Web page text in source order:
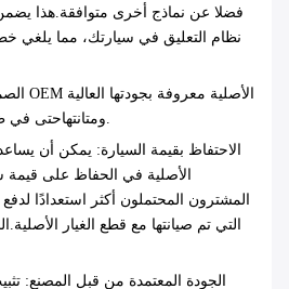
فضلا عن نماذج أخرى متوافقة.هذا
نظام التعليق في سيارتك، مما يلغي
الاحتفاظ بقيمة السيارة: يمكن أن
الأصلية في الحفاظ على قيمة
المشترون المحتملون أكثر استعدادًا
التي تم صيانتها مع قطع الغيار
الجودة المعتمدة من قبل المصنع: